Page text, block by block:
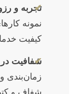
✔
تجربه و
نمونه
کیفیت
✔
شفافیت در
زمان‌بندی